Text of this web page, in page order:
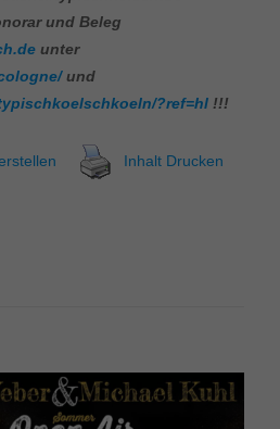
und Beleg
unter
und
?ref=hl!!!
Inhalt Drucken